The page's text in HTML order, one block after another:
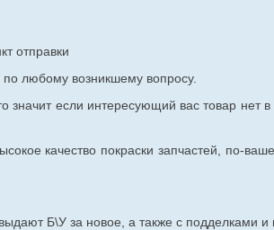
отправки
любому возникшему вопросу.
если интересующий вас товар нет
качество покраски запчастей, по-
Б\У за новое, а также с подделками и